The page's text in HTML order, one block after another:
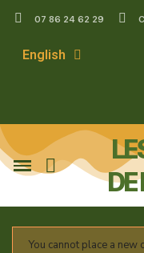
07 86 24 62 29
English
DE
You cannot place a